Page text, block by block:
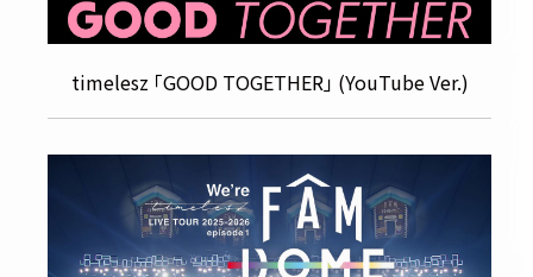
timelesz ｢GOOD TOGETHER｣ (YouTube Ver.)